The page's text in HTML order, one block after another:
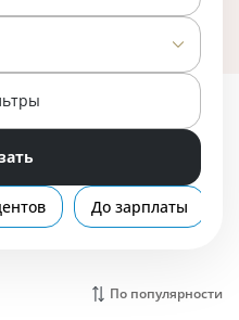
До зарплаты
По популярности